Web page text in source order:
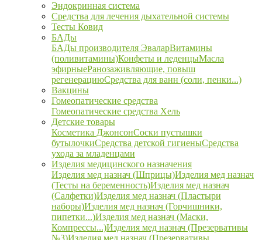
Эндокринная система
Средства для лечения дыхательной системы
Тесты Ковид
БАДы
БАДы производителя ЭваларВитамины
(поливитамины)Конфеты и леденцыМасла
эфирныеРанозаживляющие, повыш
регенерациюСредства для ванн (соли, пенки...)
Вакцины
Гомеопатические средства
Гомеопатические средства Хель
Детские товары
Косметика ДжонсонСоски пустышки
бутылочкиСредства детской гигиеныСредства
ухода за младенцами
Изделия медицинского назначения
Изделия мед назнач (Шприцы)Изделия мед назнач
(Тесты на беременность)Изделия мед назнач
(Салфетки)Изделия мед назнач (Пластыри
наборы)Изделия мед назнач (Горчишники,
пипетки...)Изделия мед назнач (Маски,
Компрессы...)Изделия мед назнач (Презервативы